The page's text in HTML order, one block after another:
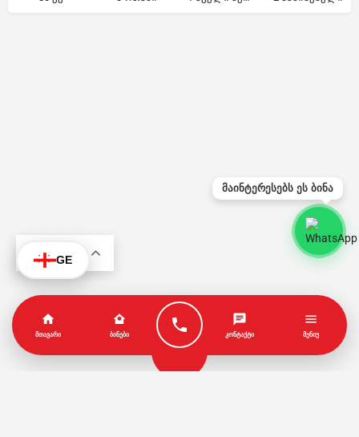
GE
ᲛᲗᲐᲕᲐᲠᲘ ᲑᲘᲜᲔᲑᲘ ᲙᲝᲜᲢᲐᲥᲢᲘ ᲛᲔᲜᲘᲣ
KA
მაინტერესებს ეს ბინა